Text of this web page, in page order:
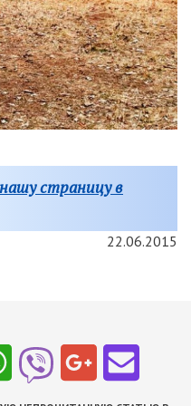
нашу страницу в
22.06.2015